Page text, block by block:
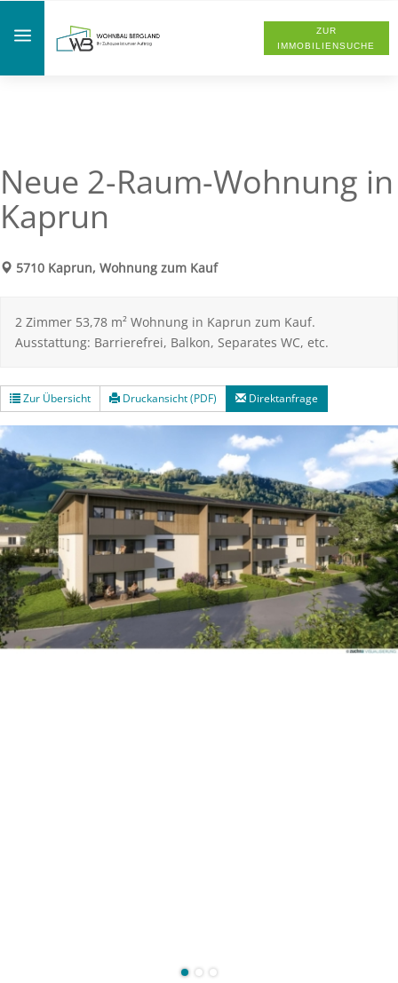
a
ZUR
IMMOBILIENSUCHE
Neue 2-Raum-Wohnung in
Kaprun
5710 Kaprun, Wohnung zum Kauf
2 Zimmer 53,78 m² Wohnung in Kaprun zum Kauf.
Ausstattung: Barrierefrei, Balkon, Separates WC, etc.
Zur Übersicht Druckansicht (PDF) Direktanfrage